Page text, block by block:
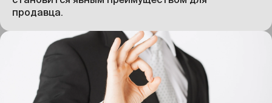
продавца.